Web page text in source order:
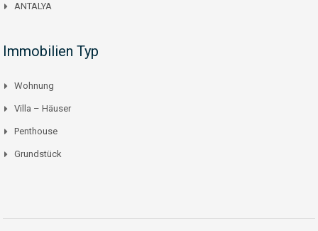
ANTALYA
Immobilien Typ
Wohnung
Villa – Häuser
Penthouse
Grundstück